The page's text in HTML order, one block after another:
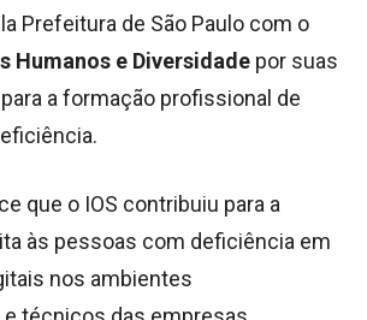
Prefeitura de São Paulo com o
Humanos e Diversidade por suas
a formação profissional de
que o IOS contribuiu para a
às pessoas com deficiência em
nos ambientes